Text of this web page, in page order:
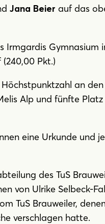
Jana Beier auf das
Gymnasium
Pkt.)
an
Alp und fünfte
eine Urkunde und
des TuS
von Ulrike Selbeck-
TuS Brauweiler,
verschlagen hatte.